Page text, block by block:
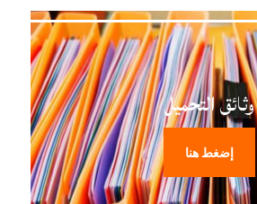
وثائق التحميل
إضغط هنا